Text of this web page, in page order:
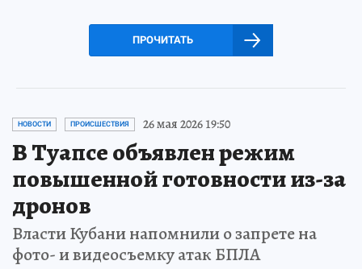
ПРОЧИТАТЬ
НОВОСТИ ПРОИСШЕСТВИЯ 26 мая 2026 19:50
В Туапсе объявлен режим
повышенной готовности из-за
дронов
Власти Кубани напомнили о запрете на
фото- и видеосъемку атак БПЛА